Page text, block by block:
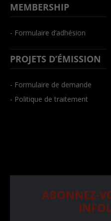
MEMBERSHIP
- Formulaire d’adhésion
PROJETS D’ÉMISSION
- Formulaire de demande
- Politique de traitement
ABONNEZ-